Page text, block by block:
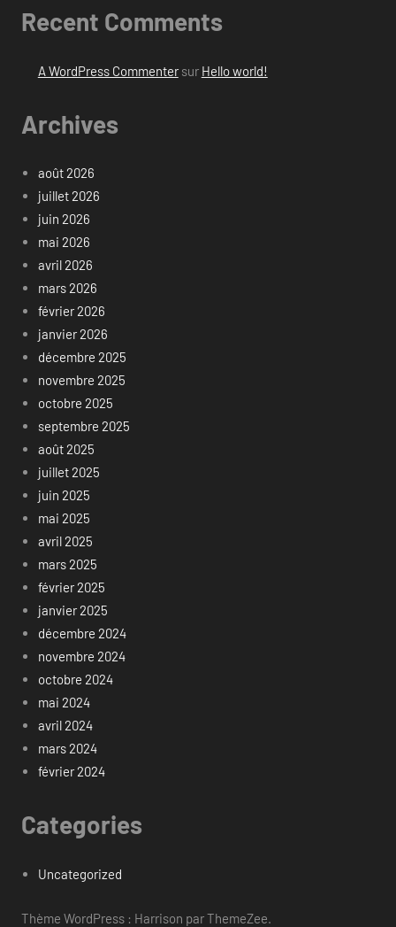
Recent Comments
A WordPress Commentersur Hello world!
Archives
août 2026
juillet 2026
juin 2026
mai 2026
avril 2026
mars 2026
février 2026
janvier 2026
décembre 2025
novembre 2025
octobre 2025
septembre 2025
août 2025
juillet 2025
juin 2025
mai 2025
avril 2025
mars 2025
février 2025
janvier 2025
décembre 2024
novembre 2024
octobre 2024
mai 2024
avril 2024
mars 2024
février 2024
Categories
Uncategorized
Thème WordPress : Harrison par ThemeZee.